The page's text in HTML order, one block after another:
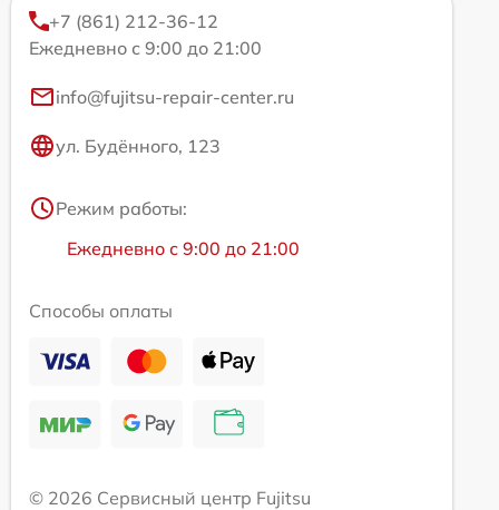
+7 (861) 212-36-12
Ежедневно с 9:00 до 21:00
info@fujitsu-repair-center.ru
ул. Будённого, 123
Режим работы:
Ежедневно с 9:00 до 21:00
Способы оплаты
© 2026 Сервисный центр Fujitsu